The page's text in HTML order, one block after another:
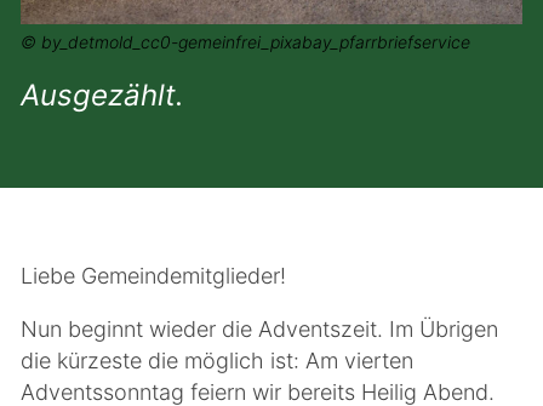
© by_detmold_cc0-gemeinfrei_pixabay_pfarrbriefservice
Ausgezählt.
Liebe Gemeindemitglieder!
Nun beginnt wieder die Adventszeit. Im Übrigen
die kürzeste die möglich ist: Am vierten
Adventssonntag feiern wir bereits Heilig Abend.